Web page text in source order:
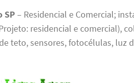
SP – Residencial e Comercial;
residencial e comercial),
teto, sensores, fotocélulas, luz